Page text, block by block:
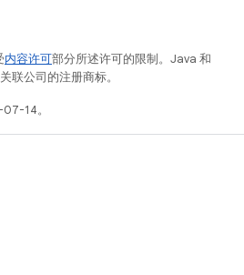
内容许可部分所述许可的限制。Java 和
联公司的注册商标。
14。